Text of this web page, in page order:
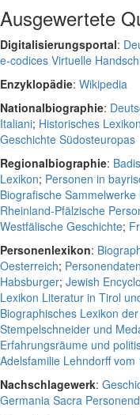
Ausgewertete
Digitalisierungsportal:
e-codices Virtuelle
Enzyklopädie: Wikipedia
Nationalbiographie:
Italiani; Historisches
Geschichte Südosteuropas
Regionalbiographie:
Lexikon; Personen in
Biografische
Rheinland-Pfälzische
Westfälische Geschichte;
Personenlexikon:
Oesterreich;
Habsburger; Jewish
Lexikon Literatur in Tirol
Biographisches Lexikon
Stempelschneider und
Erfahrungsräume und
Adelsfamilie Lehndorff
Nachschlagewerk:
Germania Sacra